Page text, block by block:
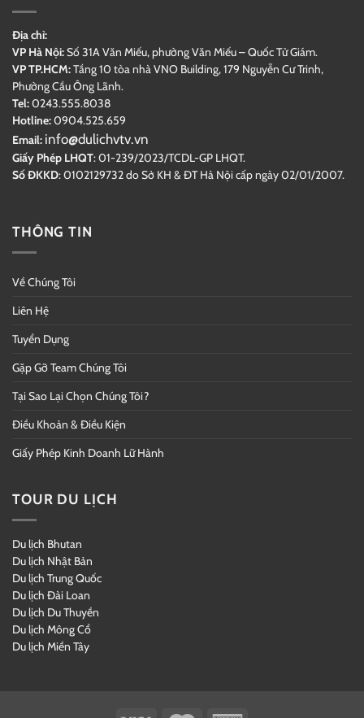
Địa chỉ:
VP Hà Nội:Số 31A Văn Miếu, phường Văn Miếu – Quốc Tử Giám.
VP TP.HCM:Tầng 10 tòa nhà VNO Building,179 Nguyễn Cư Trinh,
Phường Cầu Ông Lãnh.
Tel:0243.555.8038
Hotline:0904.525.659
Email: info@dulichvtv.vn
Giấy Phép LHQT: 01-239/2023/TCDL-GP LHQT.
Số ĐKKD: 0102129732 do Sở KH & ĐT Hà Nội cấp ngày 02/01/2007.
THÔNG TIN
Về Chúng Tôi
Liên Hệ
Tuyển Dụng
Gặp Gỡ Team Chúng Tôi
Tại Sao Lại Chọn Chúng Tôi?
Điều Khoản & Điều Kiện
Giấy Phép Kinh Doanh Lữ Hành
TOUR DU LỊCH
Du lịch Bhutan
Du lịch Nhật Bản
Du lịch Trung Quốc
Du lịch Đài Loan
Du lịch Du Thuyền
Du lịch Mông Cổ
Du lịch Miền Tây